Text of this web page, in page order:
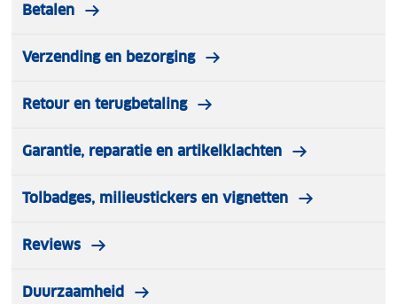
Betalen
Verzending en bezorging
Retour en terugbetaling
Garantie, reparatie en artikelklachten
Tolbadges, milieustickers en vignetten
Reviews
Duurzaamheid